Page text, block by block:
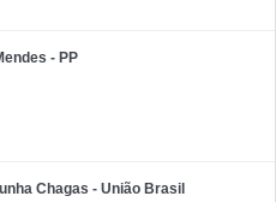
- PP
Chagas - União Brasil